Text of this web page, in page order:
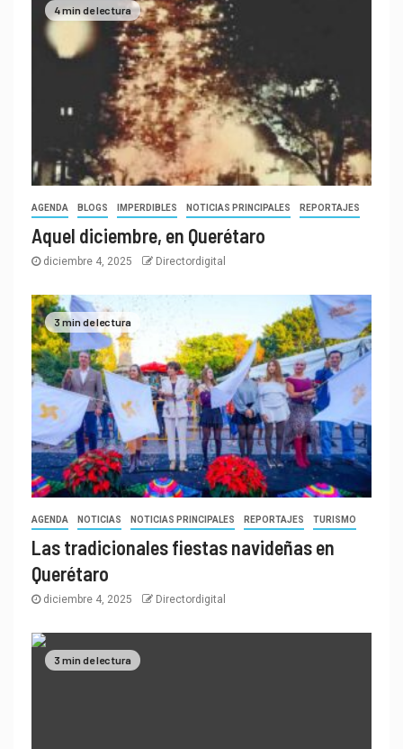
4 min de lectura
AGENDA BLOGS IMPERDIBLES NOTICIAS PRINCIPALES REPORTAJES
Aquel diciembre, en Querétaro
diciembre 4, 2025 Directordigital
3 min de lectura
AGENDA NOTICIAS NOTICIAS PRINCIPALES REPORTAJES TURISMO
Las tradicionales fiestas navideñas en
Querétaro
diciembre 4, 2025 Directordigital
3 min de lectura